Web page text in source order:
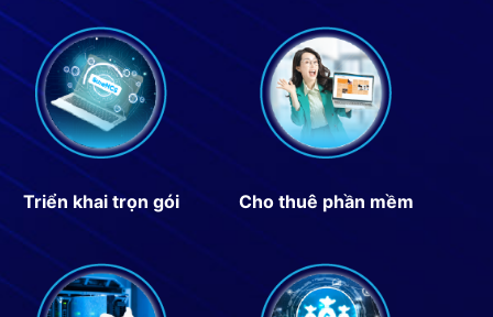
Triển khai trọn gói Cho thuê phần mềm